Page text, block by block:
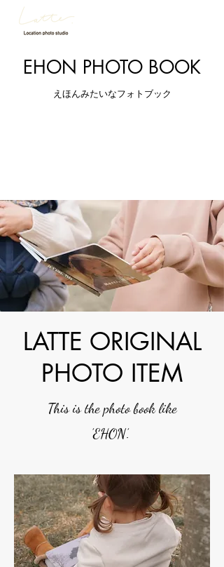
EHON PHOTO BOOK
​えほんみたいなフォトブック
LATTE ORIGINAL
PHOTO ITEM
This is the photo book like
’EHON’.